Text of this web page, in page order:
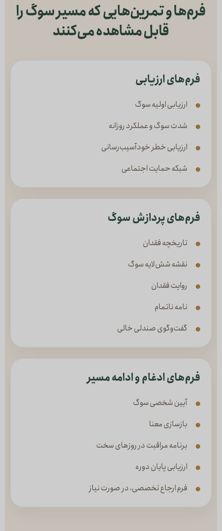
فرم‌ها و تمرین‌هایی که مسیر سوگ را
قابل مشاهده می‌کنند
فرم‌های ارزیابی
ارزیابی اولیه سوگ
شدت سوگ و عملکرد روزانه
ارزیابی خطر خودآسیب‌رسانی
شبکه حمایت اجتماعی
فرم‌های پردازش سوگ
تاریخچه فقدان
نقشه شش‌لایه سوگ
روایت فقدان
نامه ناتمام
گفت‌وگوی صندلی خالی
فرم‌های ادغام و ادامه مسیر
آیین شخصی سوگ
بازسازی معنا
برنامه مراقبت در روزهای سخت
ارزیابی پایان دوره
فرم ارجاع تخصصی، در صورت نیاز